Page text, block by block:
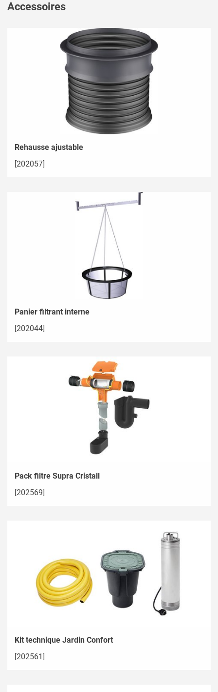
Accessoires
Rehausse ajustable
[202057]
Panier filtrant interne
[202044]
Pack filtre Supra Cristall
[202569]
Kit technique Jardin Confort
[202561]